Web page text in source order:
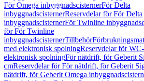
För Omega inbyggnadscisternerFör Delta
inbyggnadscisternerReservdelar för För Delta
inbyggnadscisternerFör Twinline
för För Twinline
inbyggnadscisternerTillbehör
med elektronisk spolningReservdelar för
elektronisk spolningFör nätdrift, för Geberit
cmReservdelar för För nätdrift, för Geberit
nätdrift, för Geberit Omega